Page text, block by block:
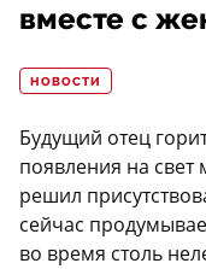
вместе с
НОВОСТИ
Будущий отец
появления на
решил
сейчас
во время столь